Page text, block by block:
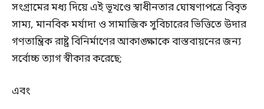
সংগ্রামের মধ্য দিয়ে এই ভূখণ্ডে স্বাধীনতার ঘোষণাপত্রে বিবৃত
সাম্য, মানবিক মর্যাদা ও সামাজিক সুবিচারের ভিত্তিতে উদার
গণতান্ত্রিক রাষ্ট্র বিনির্মাণের আকাঙ্ক্ষাকে বাস্তবায়নের জন্য
সর্বোচ্চ ত্যাগ স্বীকার করেছে;
এবং